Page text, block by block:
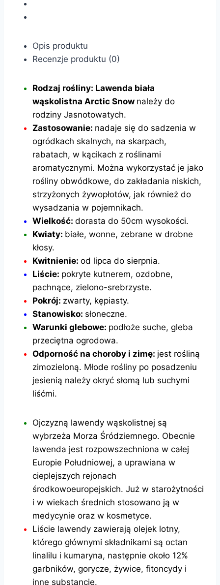
Opis produktu
Recenzje produktu (0)
Rodzaj rośliny: Lawenda biała
wąskolistna Arctic Snow należy do
rodziny Jasnotowatych.
Zastosowanie: nadaje się do sadzenia w
ogródkach skalnych, na skarpach,
rabatach, w kącikach z roślinami
aromatycznymi. Można wykorzystać je jako
rośliny obwódkowe, do zakładania niskich,
strzyżonych żywopłotów, jak również do
wysadzania w pojemnikach.
Wielkość: dorasta do 50cm wysokości.
Kwiaty: białe, wonne, zebrane w drobne
kłosy.
Kwitnienie: od lipca do sierpnia.
Liście: pokryte kutnerem, ozdobne,
pachnące, zielono-srebrzyste.
Pokrój: zwarty, kępiasty.
Stanowisko: słoneczne.
Warunki glebowe: podłoże suche, gleba
przeciętna ogrodowa.
Odporność na choroby i zimę: jest rośliną
zimozieloną. Młode rośliny po posadzeniu
jesienią należy okryć słomą lub suchymi
liśćmi.
Ojczyzną lawendy wąskolistnej są
wybrzeża Morza Śródziemnego. Obecnie
lawenda jest rozpowszechniona w całej
Europie Południowej, a uprawiana w
cieplejszych rejonach
środkowoeuropejskich. Już w starożytności
i w wiekach średnich stosowano ją w
medycynie oraz w kosmetyce.
Liście lawendy zawierają olejek lotny,
którego głównymi składnikami są octan
linalilu i kumaryna, następnie około 12%
garbników, gorycze, żywice, fitoncydy i
inne substancje.